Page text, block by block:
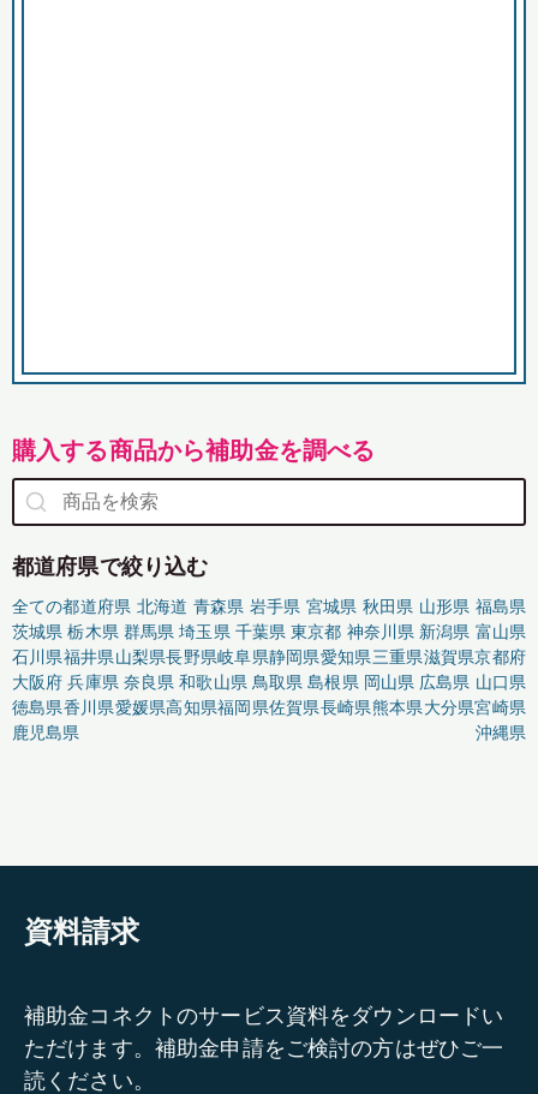
購入する商品から補助金を調べる
都道府県で絞り込む
全ての都道府県 北海道 青森県 岩手県 宮城県 秋田県 山形県 福島県
茨城県 栃木県 群馬県 埼玉県 千葉県 東京都 神奈川県 新潟県 富山県
石川県福井県山梨県長野県岐阜県静岡県愛知県三重県滋賀県京都府
大阪府 兵庫県 奈良県 和歌山県 鳥取県 島根県 岡山県 広島県 山口県
徳島県香川県愛媛県高知県福岡県佐賀県長崎県熊本県大分県宮崎県
鹿児島県
沖縄県
資料請求
補助金コネクトのサービス資料をダウンロードい
ただけます。補助金申請をご検討の方はぜひご一
読ください。